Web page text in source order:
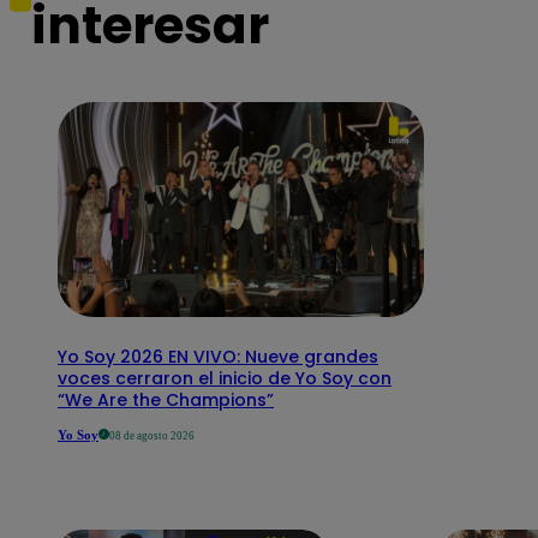
interesar
Yo Soy 2026 EN VIVO: Nueve grandes
voces cerraron el inicio de Yo Soy con
“We Are the Champions”
Yo Soy 08 de agosto 2026